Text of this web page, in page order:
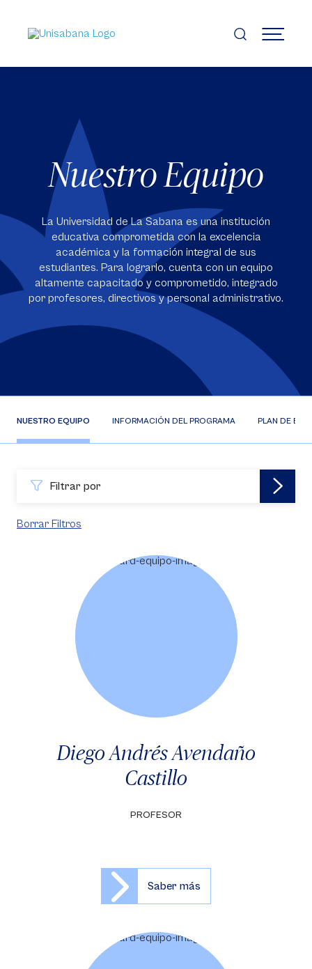
contenido
principal
MENÚ
Nuestro Equipo
La Universidad de La Sabana es una institución
educativa comprometida con la excelencia
académica y la formación integral de sus
estudiantes. Para lograrlo, cuenta con un equipo
altamente capacitado y comprometido, integrado
por profesores, directivos y personal administrativo.
NUESTRO EQUIPO INFORMACIÓN DEL PROGRAMA PLAN DE
Filtrar por
Borrar Filtros
Diego Andrés Avendaño
Castillo
PROFESOR
Saber más